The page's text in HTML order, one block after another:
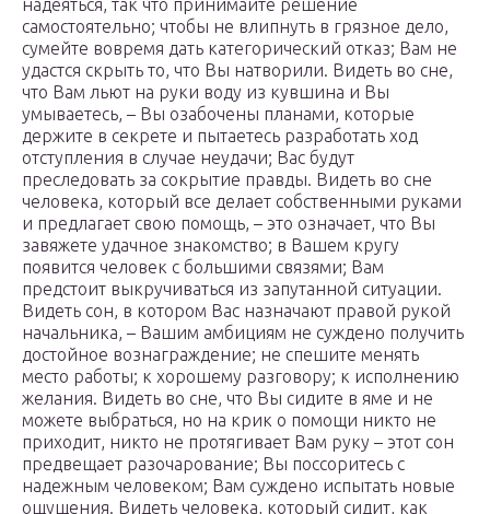
надеяться, так что принимайте решение
самостоятельно; чтобы не влипнуть в грязное дело,
сумейте вовремя дать категорический отказ; Вам не
удастся скрыть то, что Вы натворили. Видеть во сне,
что Вам льют на руки воду из кувшина и Вы
умываетесь, – Вы озабочены планами, которые
держите в секрете и пытаетесь разработать ход
отступления в случае неудачи; Вас будут
преследовать за сокрытие правды. Видеть во сне
человека, который все делает собственными руками
и предлагает свою помощь, – это означает, что Вы
завяжете удачное знакомство; в Вашем кругу
появится человек с большими связями; Вам
предстоит выкручиваться из запутанной ситуации.
Видеть сон, в котором Вас назначают правой рукой
начальника, – Вашим амбициям не суждено получить
достойное вознаграждение; не спешите менять
место работы; к хорошему разговору; к исполнению
желания. Видеть во сне, что Вы сидите в яме и не
можете выбраться, но на крик о помощи никто не
приходит, никто не протягивает Вам руку – этот сон
предвещает разочарование; Вы поссоритесь с
надежным человеком; Вам суждено испытать новые
ощущения. Видеть человека, который сидит, как